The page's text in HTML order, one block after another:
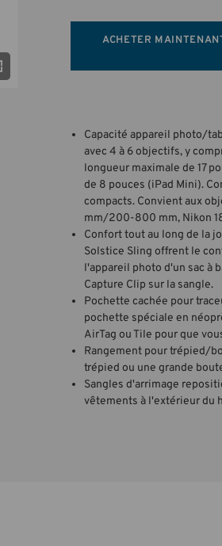
ACHETER
Capacité appareil photo/
avec 4 à 6 objectifs, y
longueur maximale de 17
de 8 pouces (iPad Mini).
compacts. Convient aux
mm/200-800 mm, Nikon
Confort tout au long de la
Solstice Sling offrent le
l'appareil photo d'un sac à
Capture Clip sur la sangle.
Pochette cachée pour
pochette spéciale en
AirTag ou Tile pour que
Rangement pour trépied/
trépied ou une grande
Sangles d'arrimage
vêtements à l'extérieur du